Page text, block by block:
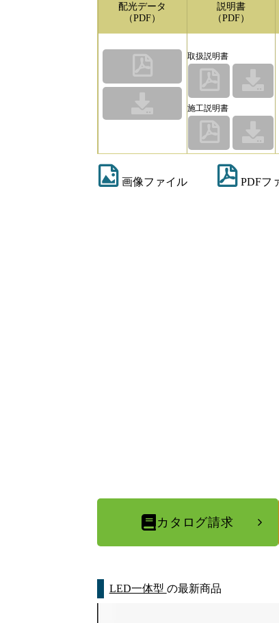
配光データ
（PDF）
説明書
（PDF）
取扱説明書
施工説明書
画像ファイル PDFフ
カタログ請求
LED一体型 の最新商品